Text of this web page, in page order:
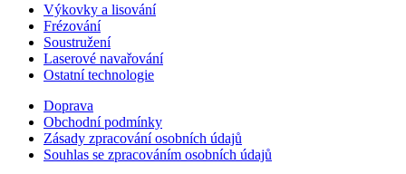
Výkovky a lisování
Frézování
Soustružení
Laserové navařování
Ostatní technologie
Doprava
Obchodní podmínky
Zásady zpracování osobních údajů
Souhlas se zpracováním osobních údajů